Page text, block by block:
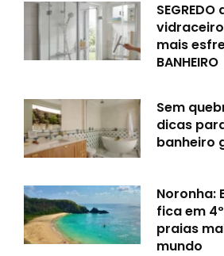
mais
BANHEIRO
Sem
dicas
banheiro
Noronha:
fica em
praias
mundo